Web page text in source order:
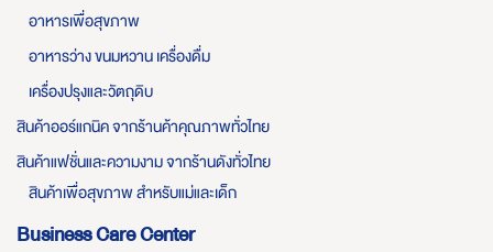
อาหารเพื่อสุขภาพ
อาหารว่าง ขนมหวาน เครื่องดื่ม
เครื่องปรุงและวัตถุดิบ
สินค้าออร์แกนิค จากร้านค้าคุณภาพทั่วไทย
สินค้าแฟชั่นและความงาม จากร้านดังทั่วไทย
สินค้าเพื่อสุขภาพ สำหรับแม่และเด็ก
Business Care Center